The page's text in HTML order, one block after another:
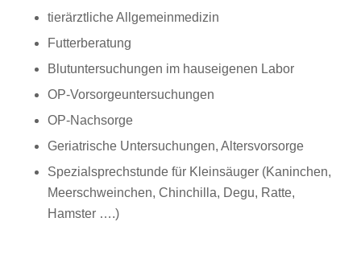
tierärztliche Allgemeinmedizin
Futterberatung
Blutuntersuchungen im hauseigenen Labor
OP-Vorsorgeuntersuchungen
OP-Nachsorge
Geriatrische Untersuchungen, Altersvorsorge
Spezialsprechstunde für Kleinsäuger (Kaninchen,
Meerschweinchen, Chinchilla, Degu, Ratte,
Hamster ….)